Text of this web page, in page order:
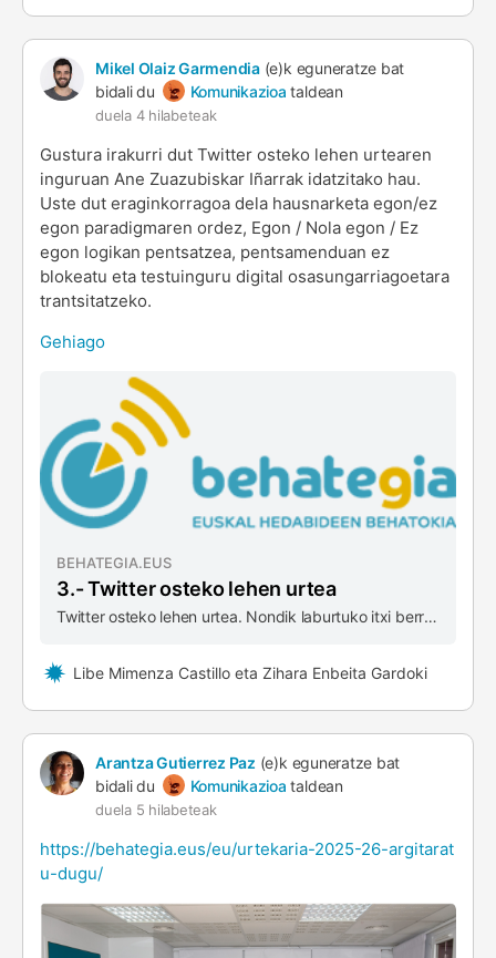
Mikel Olaiz Garmendia(e)k eguneratze bat
bidali du
Komunikazioa taldean
duela 4 hilabeteak
Gustura irakurri dut Twitter osteko lehen urtearen
inguruan Ane Zuazubiskar Iñarrak idatzitako hau.
Uste dut eraginkorragoa dela hausnarketa egon/ez
egon paradigmaren ordez, Egon / Nola egon / Ez
egon logikan pentsatzea, pentsamenduan ez
blokeatu eta testuinguru digital osasungarriagoetara
trantsitatzeko.
Gehiago
BEHATEGIA.EUS
3.- Twitter osteko lehen urtea
Twitter osteko lehen urtea. Nondik laburtuko itxi berri dugun 2025 hau, eta kolpe bakarrean hala utzi dut esaldia. T.O. lehen urtea beraz. (Urtea hasterako utzia zuten hainbatek ordurako X izena zuen sare soziala, baina utziko al didazue aitzakia horri heltzen). …
Libe Mimenza Castillo eta Zihara Enbeita Gardoki
Arantza Gutierrez Paz (e)k eguneratze bat
bidali du
Komunikazioa taldean
duela 5 hilabeteak
https://behategia.eus/eu/urtekaria-2025-26-argitarat
u-dugu/